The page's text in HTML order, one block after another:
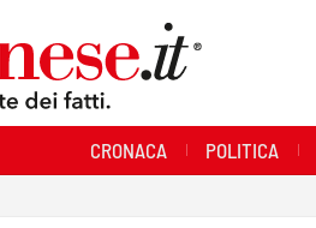
CRONACA POLITICA